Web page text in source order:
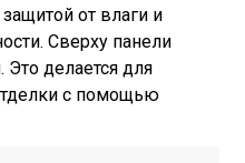
от влаги и
Сверху панели
Это делается для
с помощью